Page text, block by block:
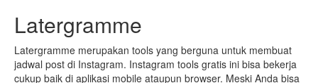
Latergramme
Latergramme merupakan tools yang berguna untuk membuat
jadwal post di Instagram. Instagram tools gratis ini bisa bekerja
cukup baik di aplikasi mobile ataupun browser. Meski Anda bisa